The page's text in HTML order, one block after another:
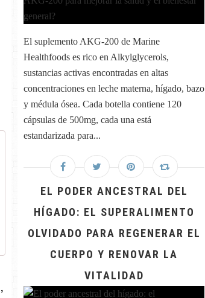
El suplemento AKG-200 de Marine
Healthfoods es rico en Alkylglycerols,
sustancias activas encontradas en altas
concentraciones en leche materna, hígado, bazo
y médula ósea. Cada botella contiene 120
cápsulas de 500mg, cada una está
estandarizada para...
EL PODER ANCESTRAL DEL
HÍGADO: EL SUPERALIMENTO
OLVIDADO PARA REGENERAR EL
CUERPO Y RENOVAR LA
VITALIDAD